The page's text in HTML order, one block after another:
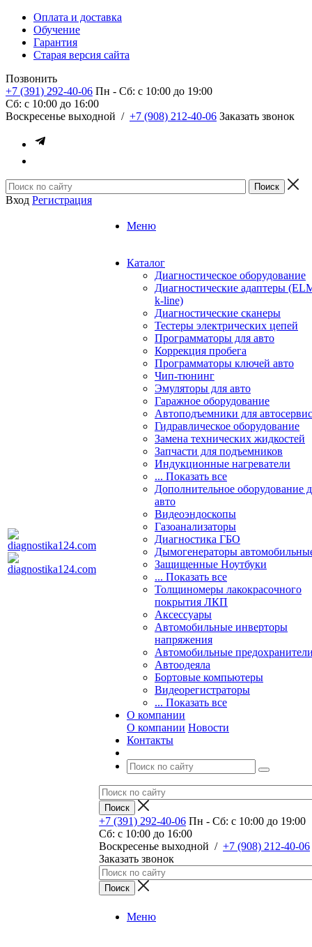
Оплата и доставка
Обучение
Гарантия
Старая версия сайта
Позвонить
+7 (391) 292-40-06 Пн - Сб: c 10:00 до 19:00
Сб: c 10:00 до 16:00
​Воскресенье выходной / +7 (908) 212-40-06 Заказать звонок
Вход Регистрация
Меню
Каталог
Диагностическое оборудование
Диагностические адаптеры
k-line)
Диагностические сканеры
Тестеры электрических цепей
Программаторы для авто
Коррекция пробега
Программаторы ключей авто
Чип-тюнинг
Эмуляторы для авто
Гаражное оборудование
Автоподъемники для
Гидравлическое оборудование
Замена технических жидкостей
Запчасти для подъемников
Индукционные нагреватели
... Показать все
Дополнительное оборудование
авто
Видеоэндоскопы
Газоанализаторы
Диагностика ГБО
Дымогенераторы
Защищенные Ноутбуки
... Показать все
Толщиномеры лакокрасочного
покрытия ЛКП
Аксессуары
Автомобильные инверторы
напряжения
Автомобильные
Автоодеяла
Бортовые компьютеры
Видеорегистраторы
... Показать все
О компании
О компании Новости
Контакты
+7 (391) 292-40-06 Пн - Сб: c 10:00 до 19:00
Сб: c 10:00 до 16:00
​Воскресенье выходной / +7 (908) 212-40-06
Заказать звонок
Меню